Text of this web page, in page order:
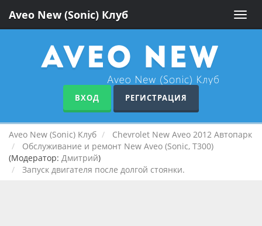
Toggle
Aveo New (Sonic) Клуб
ВХОД РЕГИСТРАЦИЯ
Aveo New (Sonic) Клуб
Chevrolet New Aveo 2012 Автопарк
Обслуживание и ремонт New Aveo (Sonic, T300)
(Модератор: Дмитрий)
Запуск двигателя после долгой стоянки.